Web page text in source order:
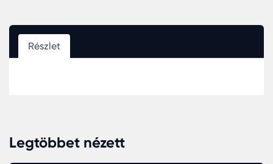
Részlet
Legtöbbet nézett